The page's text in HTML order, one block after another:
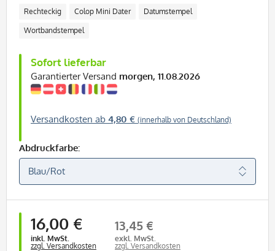
Rechteckig Colop Mini Dater Datumstempel
Wortbandstempel
Sofort lieferbar
Garantierter Versand morgen, 11.08.2026
Versandkosten ab 4,80 € (innerhalb von Deutschland)
Abdruckfarbe:
16,00 €
inkl. MwSt.
zzgl. Versandkosten
13,45 €
exkl. MwSt.
zzgl. Versandkosten